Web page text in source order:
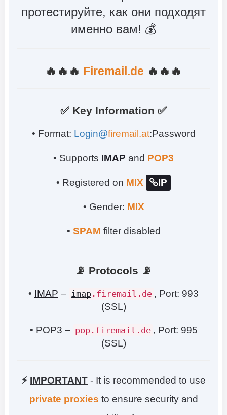
протестируйте, как они подходят
именно вам! 💰
🔥🔥🔥 Firemail.de 🔥🔥🔥
✅ Key Information ✅
• Format: Login@firemail.at:Password
• Supports IMAP and POP3
• Registered on MIX IP
• Gender: MIX
• SPAM filter disabled
📡 Protocols 📡
• IMAP – imap .firemail.de , Port: 993
(SSL)
• POP3 – pop.firemail.de , Port: 995
(SSL)
⚡ IMPORTANT - It is recommended to use
private proxies to ensure security and